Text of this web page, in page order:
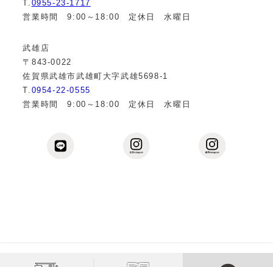
T. 0955-23-1717
営業時間 9:00～18:00 定休日 水曜日
武雄店
〒843-0022
佐賀県武雄市武雄町大字武雄5698-1
T. 0954-22-0555
営業時間 9:00～18:00 定休日 水曜日